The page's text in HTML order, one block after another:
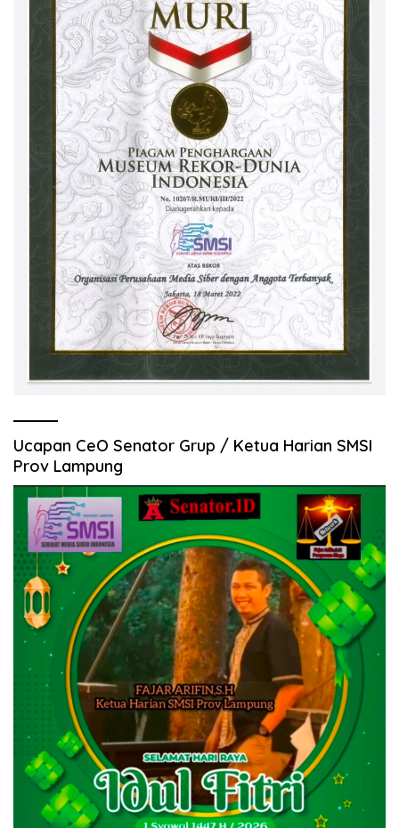
Ucapan CeO Senator Grup / Ketua Harian SMSI
Prov Lampung